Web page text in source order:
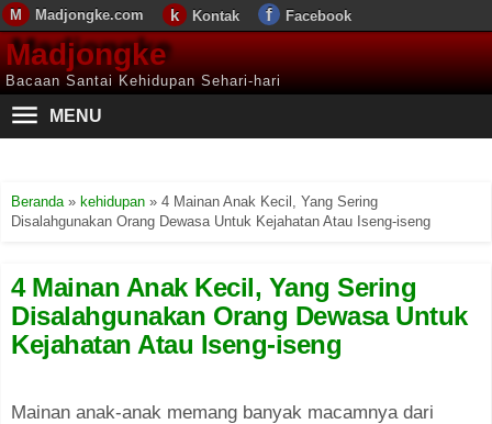
Madjongke.com Kontak Facebook
Madjongke
Bacaan Santai Kehidupan Sehari-hari
MENU
Beranda» kehidupan » 4 Mainan Anak Kecil, Yang Sering
Disalahgunakan Orang Dewasa Untuk Kejahatan Atau Iseng-iseng
4 Mainan Anak Kecil, Yang Sering
Disalahgunakan Orang Dewasa Untuk
Kejahatan Atau Iseng-iseng
Mainan anak-anak memang banyak macamnya dari